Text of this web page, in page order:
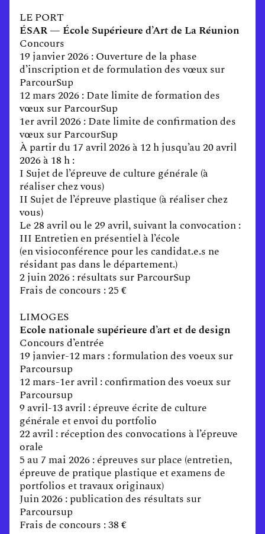
LE PORT
ÉSAR — École Supérieure d’Art de La Réunion
Concours
19 janvier 2026 : Ouverture de la phase
d’inscription et de formulation des vœux sur
ParcourSup
12 mars 2026 : Date limite de formation des
vœux sur ParcourSup
1er avril 2026 : Date limite de confirmation des
vœux sur ParcourSup
À partir du 17 avril 2026 à 12 h jusqu’au 20 avril
2026 à 18 h :
I Sujet de l’épreuve de culture générale (à
réaliser chez vous)
II Sujet de l’épreuve plastique (à réaliser chez
vous)
Le 28 avril ou le 29 avril, suivant la convocation :
III Entretien en présentiel à l’école
(en visioconférence pour les candidat.e.s ne
résidant pas dans le département.)
2 juin 2026 : résultats sur ParcourSup
Frais de concours : 25 €
LIMOGES
Ecole nationale supérieure d’art et de design
Concours d’entrée
19 janvier-12 mars : formulation des voeux sur
Parcoursup
12 mars-1er avril : confirmation des voeux sur
Parcoursup
9 avril-13 avril : épreuve écrite de culture
générale et envoi du portfolio
22 avril : réception des convocations à l’épreuve
orale
5 au 7 mai 2026 : épreuves sur place (entretien,
épreuve de pratique plastique et examens de
portfolios et travaux originaux)
Juin 2026 : publication des résultats sur
Parcoursup
Frais de concours : 38 €